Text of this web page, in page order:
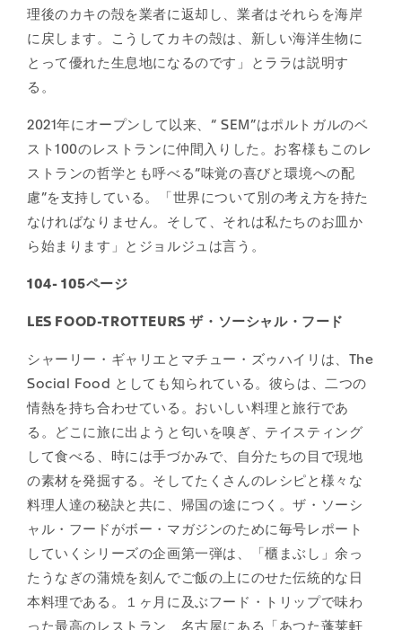
理後のカキの殻を業者に返却し、業者はそれらを海岸
に戻します。こうしてカキの殻は、新しい海洋生物に
とって優れた生息地になるのです」とララは説明す
る。
2021年にオープンして以来、“ SEM”はポルトガルのベ
スト100のレストランに仲間入りした。お客様もこのレ
ストランの哲学とも呼べる“味覚の喜びと環境への配
慮”を支持している。「世界について別の考え方を持た
なければなりません。そして、それは私たちのお皿か
ら始まります」とジョルジュは言う。
104- 105ページ
LES FOOD-TROTTEURS ザ・ソーシャル・フード
シャーリー・ギャリエとマチュー・ズゥハイリは、The
Social Food としても知られている。彼らは、二つの
情熱を持ち合わせている。おいしい料理と旅行であ
る。どこに旅に出ようと匂いを嗅ぎ、テイスティング
して食べる、時には手づかみで、自分たちの目で現地
の素材を発掘する。そしてたくさんのレシピと様々な
料理人達の秘訣と共に、帰国の途につく。ザ・ソーシ
ャル・フードがボー・マガジンのために毎号レポート
していくシリーズの企画第一弾は、「櫃まぶし」余っ
たうなぎの蒲焼を刻んでご飯の上にのせた伝統的な日
本料理である。１ヶ月に及ぶフード・トリップで味わ
った最高のレストラン、名古屋にある「あつた蓬莱軒